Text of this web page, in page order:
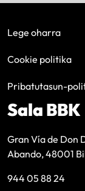
Lege oharra
Cookie politika
Pribatutasun-
Sala BBK
Gran Vía de Don
Abando, 48001
944 05 88 24